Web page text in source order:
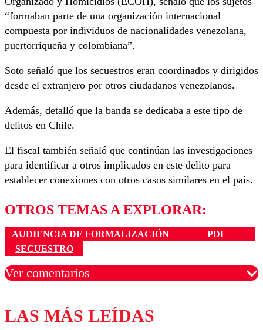
“formaban parte de una organización internacional
compuesta por individuos de nacionalidades venezolana,
puertorriqueña y colombiana”.
Soto señaló que los secuestros eran coordinados y dirigidos
desde el extranjero por otros ciudadanos venezolanos.
Además, detalló que la banda se dedicaba a este tipo de
delitos en Chile.
El fiscal también señaló que continúan las investigaciones
para identificar a otros implicados en este delito para
establecer conexiones con otros casos similares en el país.
OTROS TEMAS A EXPLORAR:
AUDIENCIA DE FORMALIZACIÓN
PDI
SECUESTRO
Ver comentarios
Los comentarios son moderados para garantizar un
diálogo respetuoso.
LAS MÁS LEÍDAS